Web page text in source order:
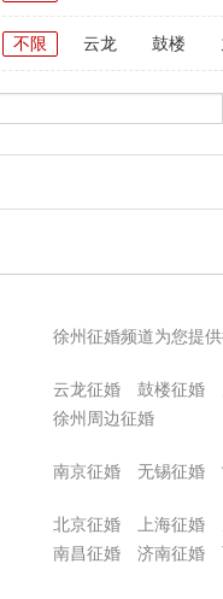
不限 云龙 鼓楼
徐州征婚频道为您提
云龙征婚 鼓楼征婚
徐州周边征婚
南京征婚 无锡征婚
北京征婚 上海征婚
南昌征婚
济南征婚